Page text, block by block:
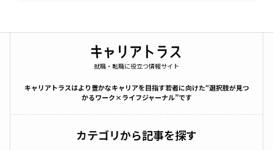
就職・転職に役立つ情報サイト
キャリアトラスはより豊かなキャリアを目指す若者に向けた“選択肢が見つ
かるワーク×ライフジャーナル”です
カテゴリから記事を探す